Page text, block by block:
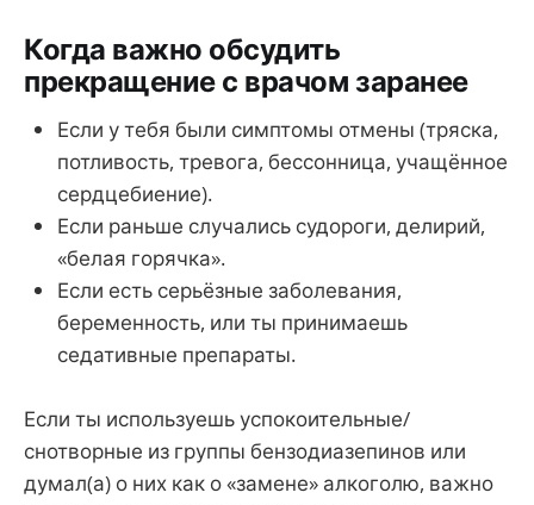
Когда важно обсудить
прекращение с врачом заранее
Если у тебя были симптомы отмены (тряска,
потливость, тревога, бессонница, учащённое
сердцебиение).
Если раньше случались судороги, делирий,
«белая горячка».
Если есть серьёзные заболевания,
беременность, или ты принимаешь
седативные препараты.
Если ты используешь успокоительные/
снотворные из группы бензодиазепинов или
думал(а) о них как о «замене» алкоголю, важно